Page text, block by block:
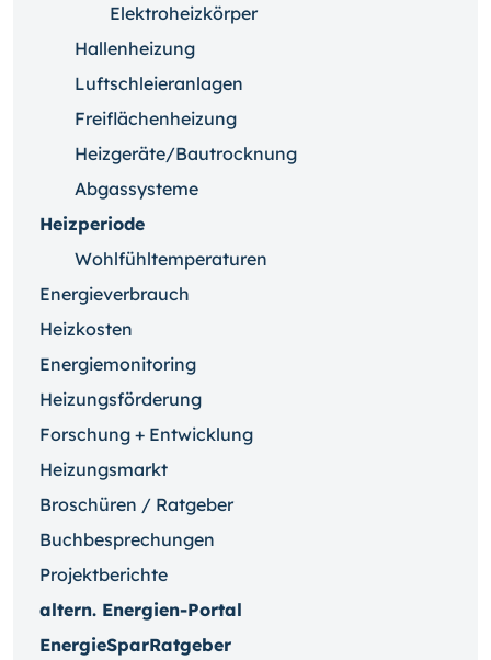
Elektroheizkörper
Hallenheizung
Luftschleieranlagen
Freiflächenheizung
Heizgeräte/Bautrocknung
Abgassysteme
Heizperiode
Wohlfühltemperaturen
Energieverbrauch
Heizkosten
Energiemonitoring
Heizungsförderung
Forschung + Entwicklung
Heizungsmarkt
Broschüren / Ratgeber
Buchbesprechungen
Projektberichte
altern. Energien-Portal
EnergieSparRatgeber